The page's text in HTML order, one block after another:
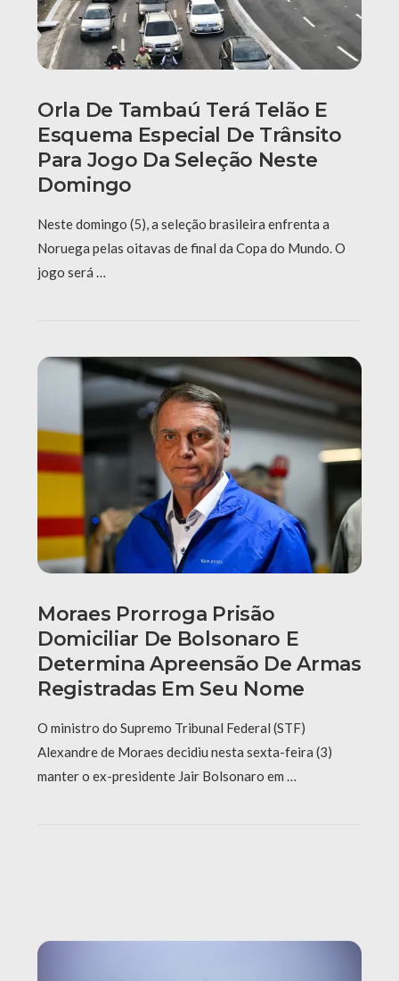
Orla De Tambaú Terá Telão E
Esquema Especial De Trânsito
Para Jogo Da Seleção Neste
Domingo
Neste domingo (5), a seleção brasileira enfrenta a
Noruega pelas oitavas de final da Copa do Mundo. O
jogo será …
Moraes Prorroga Prisão
Domiciliar De Bolsonaro E
Determina Apreensão De Armas
Registradas Em Seu Nome
O ministro do Supremo Tribunal Federal (STF)
Alexandre de Moraes decidiu nesta sexta-feira (3)
manter o ex-presidente Jair Bolsonaro em …